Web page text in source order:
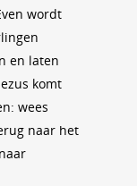
wordt
en laten
komt
wees
naar het